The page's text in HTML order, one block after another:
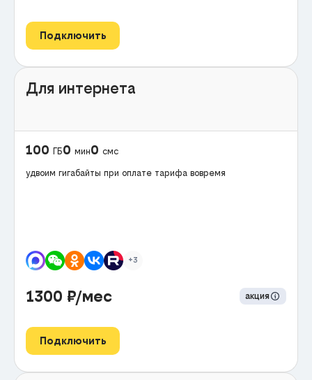
Подключить
Для интернета
100 ГБ0 мин0 смс
удвоим гигабайты при оплате тарифа вовремя
+3
1300 ₽/мес акция
Подключить